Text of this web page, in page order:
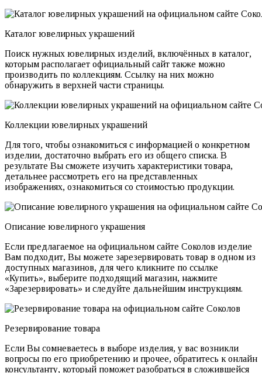
Каталог ювелирных украшений
Поиск нужных ювелирных изделий, включённых в каталог,
которым располагает официальный сайт также можно
производить по коллекциям. Ссылку на них можно
обнаружить в верхней части страницы.
Коллекции ювелирных украшений
Для того, чтобы ознакомиться с информацией о конкретном
изделии, достаточно выбрать его из общего списка. В
результате Вы сможете изучить характеристики товара,
детальнее рассмотреть его на представленных
изображениях, ознакомиться со стоимостью продукции.
Описание ювелирного украшения
Если предлагаемое на официальном сайте Соколов изделие
Вам подходит, Вы можете зарезервировать товар в одном из
доступных магазинов, для чего кликните по ссылке
«Купить», выберите подходящий магазин, нажмите
«Зарезервировать» и следуйте дальнейшим инструкциям.
Резервирование товара
Если Вы сомневаетесь в выборе изделия, у вас возникли
вопросы по его приобретению и прочее, обратитесь к онлайн
консультанту, который поможет разобраться в сложившейся